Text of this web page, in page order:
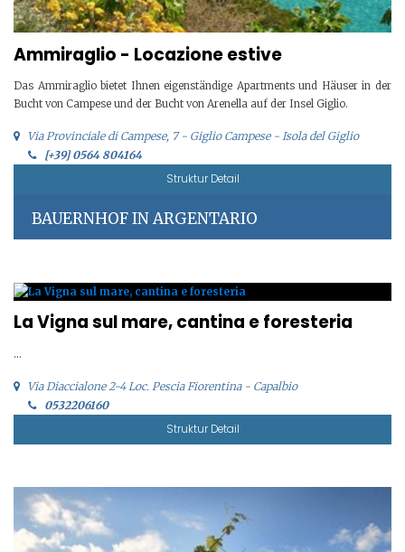
Ammiraglio - Locazione estive
Das Ammiraglio bietet Ihnen eigenständige Apartments und Häuser in der
Bucht von Campese und der Bucht von Arenella auf der Insel Giglio.
Via Provinciale di Campese, 7 - Giglio Campese - Isola del Giglio
[+39] 0564 804164
Struktur Detail
BAUERNHOF IN ARGENTARIO
La Vigna sul mare, cantina e foresteria
...
Via Diaccialone 2-4 Loc. Pescia Fiorentina - Capalbio
0532206160
Struktur Detail